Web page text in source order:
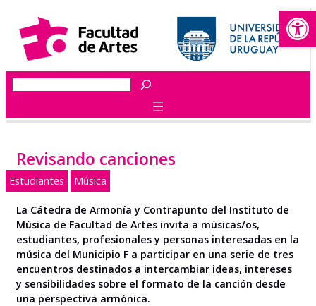
contenido
Buscar
Revisando canciones
Estudiantes Música
La Cátedra de Armonía y Contrapunto del Instituto de
Música de Facultad de Artes invita a músicas/os,
estudiantes, profesionales y personas interesadas en la
música del Municipio F a participar en una serie de tres
encuentros destinados a intercambiar ideas, intereses
y sensibilidades sobre el formato de la canción desde
una perspectiva armónica.